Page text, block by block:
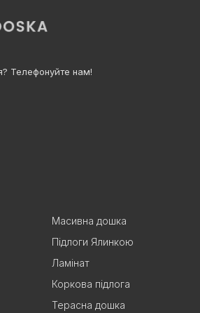
Телефонуйте нам!
Масивна дошка
Підлоги Ялинкою
Ламінат
Коркова підлога
Терасна дошка